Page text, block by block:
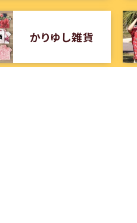
かりゆし雑貨